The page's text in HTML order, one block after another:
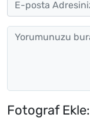
Fotograf Ekle: